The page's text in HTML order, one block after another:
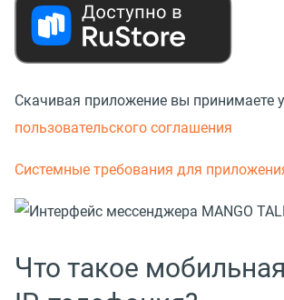
Скачивая приложение вы принимаете
пользовательского соглашения
Системные требования для
Что такое мобильная